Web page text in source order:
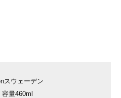
スウェーデン
量460ml